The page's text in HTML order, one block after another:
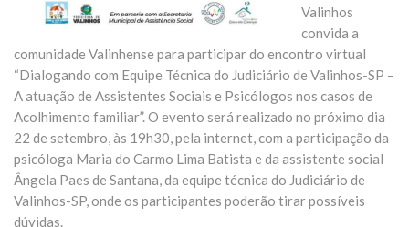
Valinhos
convida a
comunidade Valinhense para participar do encontro virtual
“Dialogando com Equipe Técnica do Judiciário de Valinhos-SP –
A atuação de Assistentes Sociais e Psicólogos nos casos de
Acolhimento familiar”. O evento será realizado no próximo dia
22 de setembro, às 19h30, pela internet, com a participação da
psicóloga Maria do Carmo Lima Batista e da assistente social
Ângela Paes de Santana, da equipe técnica do Judiciário de
Valinhos-SP, onde os participantes poderão tirar possíveis
dúvidas.